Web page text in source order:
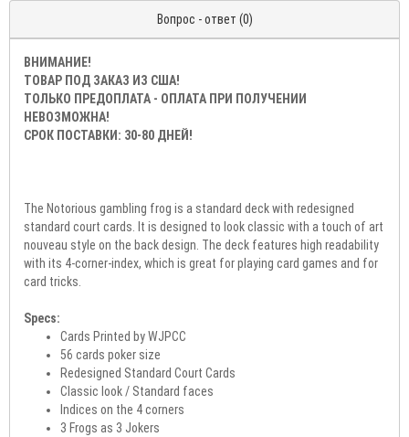
Вопрос - ответ (0)
ВНИМАНИЕ!
ТОВАР ПОД ЗАКАЗ ИЗ США!
ТОЛЬКО ПРЕДОПЛАТА - ОПЛАТА ПРИ ПОЛУЧЕНИИ
НЕВОЗМОЖНА!
СРОК ПОСТАВКИ: 30-80 ДНЕЙ!
The Notorious gambling frog is a standard deck with redesigned
standard court cards. It is designed to look classic with a touch of art
nouveau style on the back design. The deck features high readability
with its 4-corner-index, which is great for playing card games and for
card tricks.
Specs:
Cards Printed by WJPCC
56 cards poker size
Redesigned Standard Court Cards
Classic look / Standard faces
Indices on the 4 corners
3 Frogs as 3 Jokers